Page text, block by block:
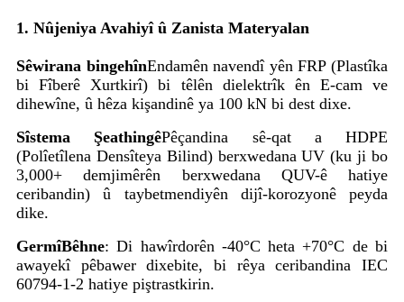
1. Nûjeniya Avahiyî û Zanista Materyalan
Sêwirana bingehînEndamên navendî yên FRP (Plastîka
bi Fîberê Xurtkirî) bi têlên dielektrîk ên E-cam ve
dihewîne, û hêza kişandinê ya 100 kN bi dest dixe.
Sîstema ŞeathingêPêçandina sê-qat a HDPE
(Polîetîlena Densîteya Bilind) berxwedana UV (ku ji bo
3,000+ demjimêrên berxwedana QUV-ê hatiye
ceribandin) û taybetmendiyên dijî-korozyonê peyda
dike.
GermîBêhne: Di hawîrdorên -40°C heta +70°C de bi
awayekî pêbawer dixebite, bi rêya ceribandina IEC
60794-1-2 hatiye piştrastkirin.